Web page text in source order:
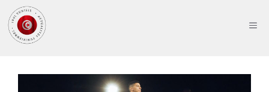
au
contenu